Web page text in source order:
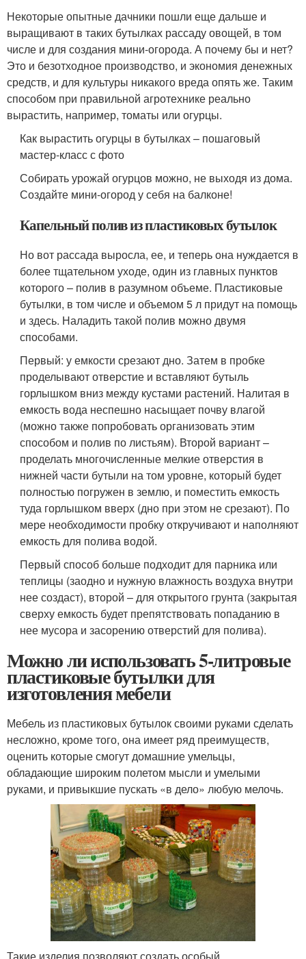
Некоторые опытные дачники пошли еще дальше и
выращивают в таких бутылках рассаду овощей, в том
числе и для создания мини-огорода. А почему бы и нет?
Это и безотходное производство, и экономия денежных
средств, и для культуры никакого вреда опять же. Таким
способом при правильной агротехнике реально
вырастить, например, томаты или огурцы.
Как вырастить огурцы в бутылках – пошаговый
мастер-класс с фото
Собирать урожай огурцов можно, не выходя из дома.
Создайте мини-огород у себя на балконе!
Капельный полив из пластиковых бутылок
Но вот рассада выросла, ее, и теперь она нуждается в
более тщательном уходе, один из главных пунктов
которого – полив в разумном объеме. Пластиковые
бутылки, в том числе и объемом 5 л придут на помощь
и здесь. Наладить такой полив можно двумя
способами.
Первый: у емкости срезают дно. Затем в пробке
проделывают отверстие и вставляют бутыль
горлышком вниз между кустами растений. Налитая в
емкость вода неспешно насыщает почву влагой
(можно также попробовать организовать этим
способом и полив по листьям). Второй вариант –
проделать многочисленные мелкие отверстия в
нижней части бутыли на том уровне, который будет
полностью погружен в землю, и поместить емкость
туда горлышком вверх (дно при этом не срезают). По
мере необходимости пробку откручивают и наполняют
емкость для полива водой.
Первый способ больше подходит для парника или
теплицы (заодно и нужную влажность воздуха внутри
нее создаст), второй – для открытого грунта (закрытая
сверху емкость будет препятствовать попаданию в
нее мусора и засорению отверстий для полива).
Можно ли использовать 5-литровые
пластиковые бутылки для
изготовления мебели
Мебель из пластиковых бутылок своими руками сделать
несложно, кроме того, она имеет ряд преимуществ,
оценить которые смогут домашние умельцы,
обладающие широким полетом мысли и умелыми
руками, и привыкшие пускать «в дело» любую мелочь.
Такие изделия позволяют создать особый,